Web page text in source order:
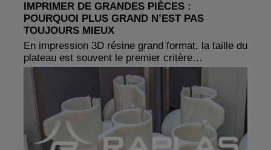
IMPRIMER DE GRANDES PIÈCES :
POURQUOI PLUS GRAND N’EST PAS
TOUJOURS MIEUX
En impression 3D résine grand format, la taille du
plateau est souvent le premier critère…